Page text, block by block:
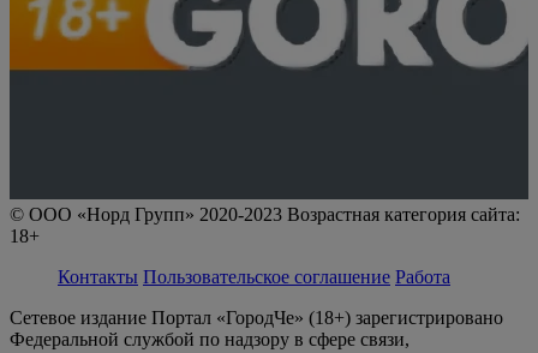
© ООО «Норд Групп» 2020-2023 Возрастная категория сайта:
18+
Контакты Пользовательское соглашение Работа
Сетевое издание Портал «ГородЧе» (18+) зарегистрировано
Федеральной службой по надзору в сфере связи,